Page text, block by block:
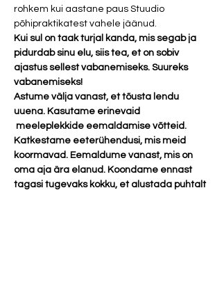
rohkem kui aastane paus Stuudio
põhipraktikatest vahele jäänud.
Kui sul on taak turjal kanda, mis segab ja
pidurdab sinu elu, siis tea, et on sobiv
ajastus sellest vabanemiseks. Suureks
vabanemiseks!
Astume välja vanast, et tõusta lendu
uuena. Kasutame erinevaid
meeleplekkide eemaldamise võtteid.
Katkestame eeterühendusi, mis meid
koormavad. Eemaldume vanast, mis on
oma aja ära elanud. Koondame ennast
tagasi tugevaks kokku, et alustada puhtalt